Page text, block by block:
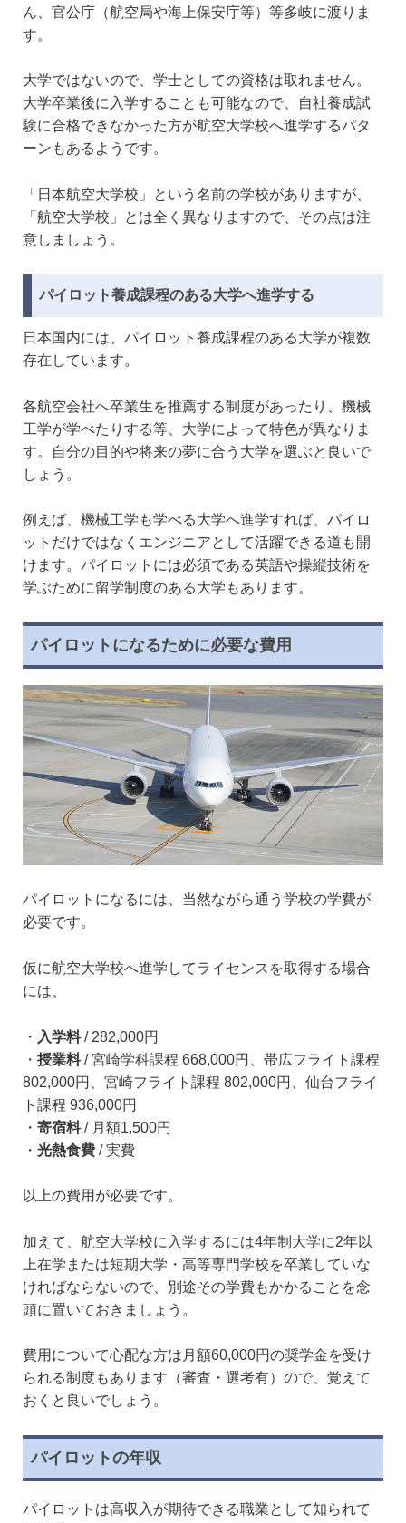
ん、官公庁（航空局や海上保安庁等）等多岐に渡りま
す。
大学ではないので、学士としての資格は取れません。
大学卒業後に入学することも可能なので、自社養成試
験に合格できなかった方が航空大学校へ進学するパタ
ーンもあるようです。
「日本航空大学校」という名前の学校がありますが、
「航空大学校」とは全く異なりますので、その点は注
意しましょう。
パイロット養成課程のある大学へ進学する
日本国内には、パイロット養成課程のある大学が複数
存在しています。
各航空会社へ卒業生を推薦する制度があったり、機械
工学が学べたりする等、大学によって特色が異なりま
す。自分の目的や将来の夢に合う大学を選ぶと良いで
しょう。
例えば、機械工学も学べる大学へ進学すれば、パイロ
ットだけではなくエンジニアとして活躍できる道も開
けます。パイロットには必須である英語や操縦技術を
学ぶために留学制度のある大学もあります。
パイロットになるために必要な費用
パイロットになるには、当然ながら通う学校の学費が
必要です。
仮に航空大学校へ進学してライセンスを取得する場合
には、
・ 入学料/ 282,000円
・ 授業料/ 宮崎学科課程 668,000円、帯広フライト課程
802,000円、宮崎フライト課程 802,000円、仙台フライ
ト課程 936,000円
・ 寄宿料/ 月額1,500円
・ 光熱食費 / 実費
以上の費用が必要です。
加えて、航空大学校に入学するには4年制大学に2年以
上在学または短期大学・高等専門学校を卒業していな
ければならないので、別途その学費もかかることを念
頭に置いておきましょう。
費用について心配な方は月額60,000円の奨学金を受け
られる制度もあります（審査・選考有）ので、覚えて
おくと良いでしょう。
パイロットの年収
パイロットは高収入が期待できる職業として知られて